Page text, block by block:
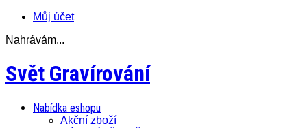
Můj účet
Nahrávám...
Svět Gravírování
Nabídka eshopu
Akční zboží